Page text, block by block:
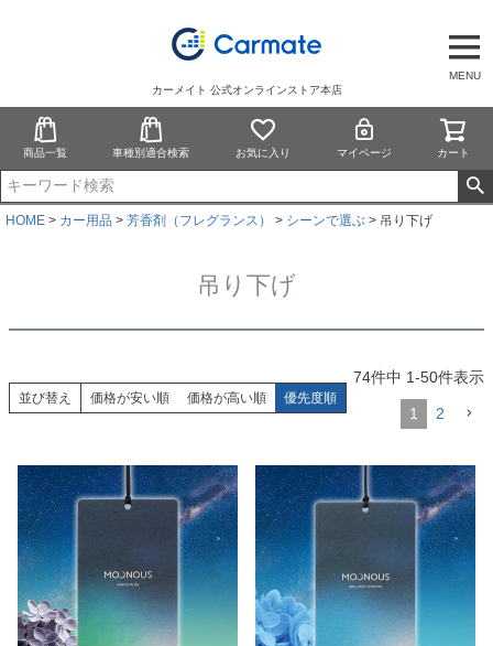
MENU
カーメイト 公式オンラインストア本店
商品一覧 車種別適合検索 お気に入り マイページ カート
HOME カー用品 芳香剤（フレグランス） シーンで選ぶ 吊り下げ
吊り下げ
並び替え 価格が安い順 価格が高い順 優先度順
74件中 1-50件表示
1 2